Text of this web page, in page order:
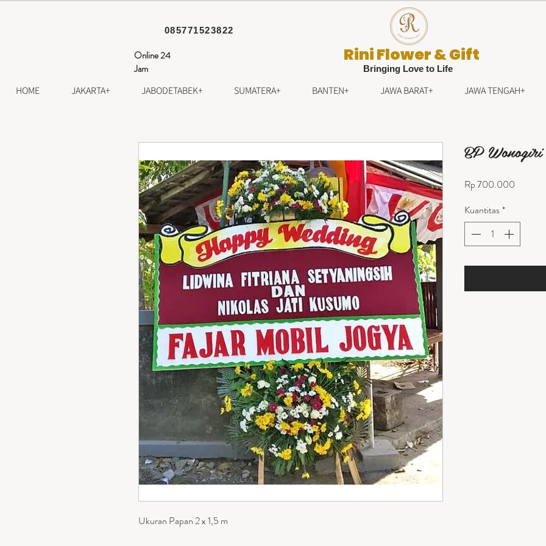
085771523822
Online 24
Jam
Rini Flower & Gift
Bringing Love to Life
HOME JAKARTA+ JABODETABEK+ SUMATERA+ BANTEN+ JAWA BARAT+ JAWA TENGAH+
Ukuran Papan 2 x 1,5 m
BP
Rp 700.000
Kuantitas*